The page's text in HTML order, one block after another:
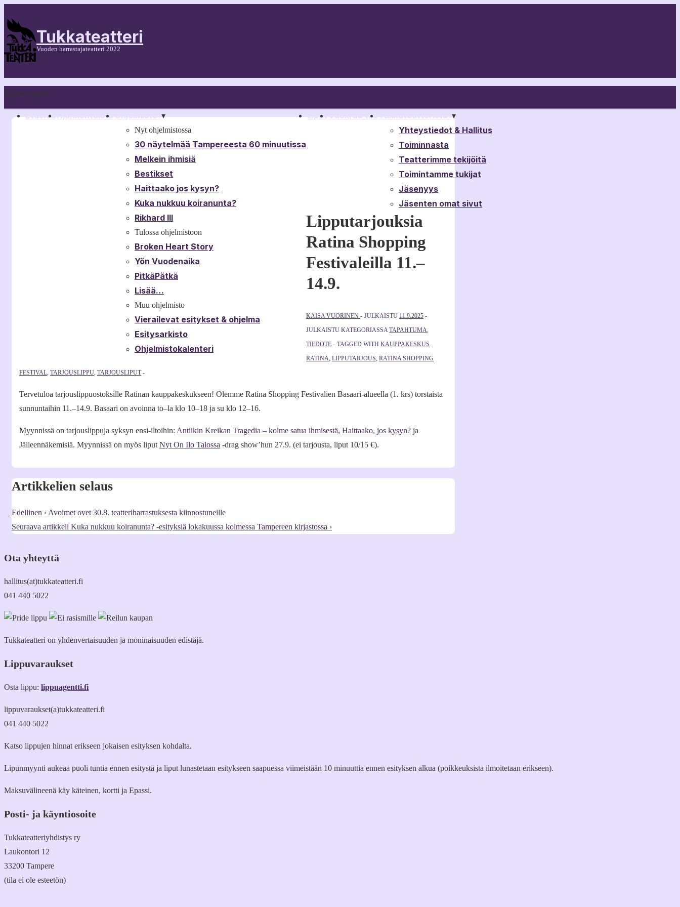
Tukkateatteri
Vuoden harrastajateatteri 2022
Päänavigaatio
EtusivuAjankohtaistaOhjelmisto▾▾
Nyt ohjelmistossa
30 näytelmää Tampereesta 60 minuutissa
Melkein ihmisiä
Bestikset
Haittaako jos kysyn?
Kuka nukkuu koiranunta?
Rikhard III
Tulossa ohjelmistoon
Broken Heart Story
Yön Vuodenaika
PitkäPätkä
Lisää…
Muu ohjelmisto
Vierailevat esitykset & ohjelma
Esitysarkisto
Ohjelmistokalenteri
LiputVuokraa tilaTukkateatterista▾▾
Yhteystiedot & Hallitus
Toiminnasta
Teatterimme tekijöitä
Toimintamme tukijat
Jäsenyys
Jäsenten omat sivut
Lipputarjouksia
Ratina Shopping
Festivaleilla 11.–
14.9.
KAISA VUORINEN JULKAISTU 11.9.2025
JULKAISTU KATEGORIASSA TAPAHTUMA
TIEDOTE
TAGGED WITH KAUPPAKESKUS
RATINA LIPPUTARJOUS RATINA SHOPPING
FESTIVAL TARJOUSLIPPU TARJOUSLIPUT
Tervetuloa tarjouslippuostoksille Ratinan kauppakeskukseen! Olemme Ratina Shopping Festivalien Basaari-alueella (1. krs) torstaista
sunnuntaihin 11.–14.9. Basaari on avoinna to–la klo 10–18 ja su klo 12–16.
Myynnissä on tarjouslippuja syksyn ensi-iltoihin: Antiikin Kreikan Tragedia – kolme satua ihmisestä, Haittaako, jos kysyn? ja
Jälleennäkemisiä. Myynnissä on myös liput Nyt On Ilo Talossa -drag show’hun 27.9. (ei tarjousta, liput 10/15 €).
Artikkelien selaus
Edellinen ‹ Avoimet ovet 30.8. teatteriharrastuksesta kiinnostuneille
Seuraava artikkeli Kuka nukkuu koiranunta? -esityksiä lokakuussa kolmessa Tampereen kirjastossa ›
Ota yhteyttä
hallitus(at)tukkateatteri.fi
041 440 5022
Tukkateatteri on yhdenvertaisuuden ja moninaisuuden edistäjä.
Lippuvaraukset
Osta lippu: lippuagentti.fi
lippuvaraukset(a)tukkateatteri.fi
041 440 5022
Katso lippujen hinnat erikseen jokaisen esityksen kohdalta.
Lipunmyynti aukeaa puoli tuntia ennen esitystä ja liput lunastetaan esitykseen saapuessa viimeistään 10 minuuttia ennen esityksen alkua (poikkeuksista ilmoitetaan erikseen).
Maksuvälineenä käy käteinen, kortti ja Epassi.
Posti- ja käyntiosoite
Tukkateatteriyhdistys ry
Laukontori 12
33200 Tampere
(tila ei ole esteetön)